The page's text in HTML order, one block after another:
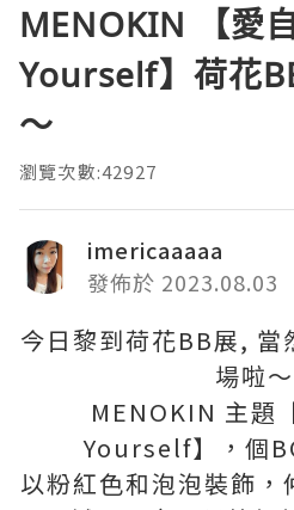
MENOKIN 【愛
Yourself】荷花
～
瀏覽次數:42927
imericaaaaa
發佈於 2023.08.03
今日黎到荷花BB展, 當
場啦
MENOKIN 主題
Yourself】，個
以粉紅色和泡泡裝飾